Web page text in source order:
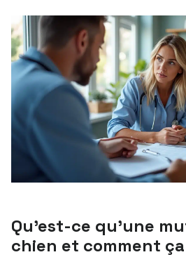
Qu’est-ce qu’une
chien et comment